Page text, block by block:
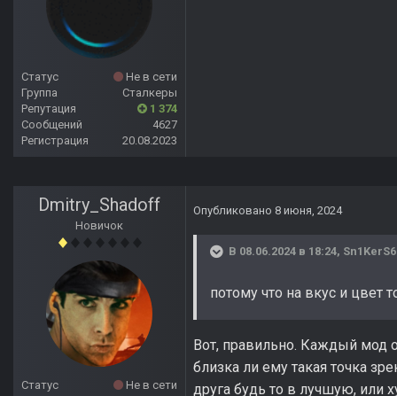
Статус
Не в сети
Группа
Сталкеры
Репутация
1 374
Сообщений
4627
Регистрация
20.08.2023
Dmitry_Shadoff
Новичок
Статус
Не в сети
Опубликовано 8 июня, 2024
В 08.06.2024 в 18:24,
потому что на вкус и цвет
Вот, правильно. Каждый мод
близка ли ему такая точка
друга будь то в лучшую, или